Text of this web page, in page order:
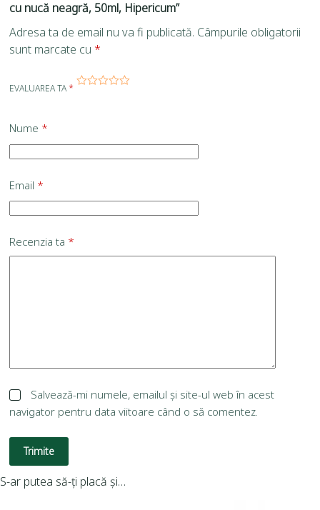
cu nucă neagră, 50ml, Hipericum”
Adresa ta de email nu va fi publicată. Câmpurile obligatorii
sunt marcate cu *
EVALUAREA TA*
Nume *
Email *
Recenzia ta *
Salvează-mi numele, emailul și site-ul web în acest
navigator pentru data viitoare când o să comentez.
Trimite
S-ar putea să-ți placă și…